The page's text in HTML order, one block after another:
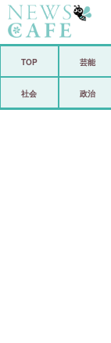
TOP 芸能
社会 政治